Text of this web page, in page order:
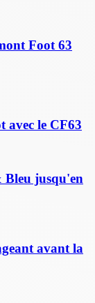
Foot 63
avec le CF63
Bleu jusqu'en
avant la